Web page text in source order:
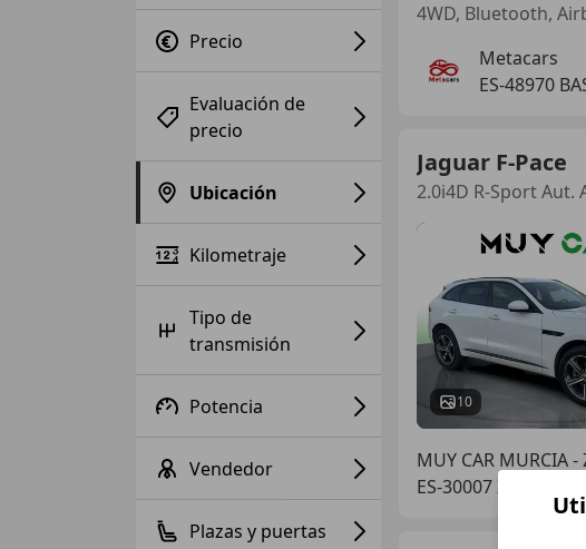
Precio
Evaluación de
precio
Ubicación
Kilometraje
Tipo de
transmisión
Potencia
Vendedor
Plazas y puertas
Metacars
ES-48970
Jaguar F-Pace
2.0i4D R-Sport Aut.
10
MUY CAR MURCIA
ES-30007